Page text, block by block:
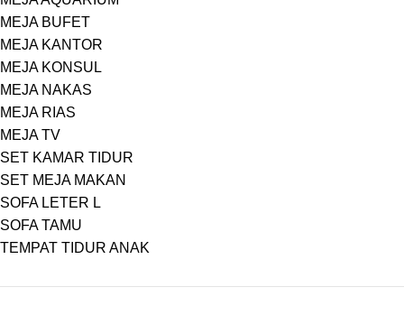
MEJA BUFET
MEJA KANTOR
MEJA KONSUL
MEJA NAKAS
MEJA RIAS
MEJA TV
SET KAMAR TIDUR
SET MEJA MAKAN
SOFA LETER L
SOFA TAMU
TEMPAT TIDUR ANAK